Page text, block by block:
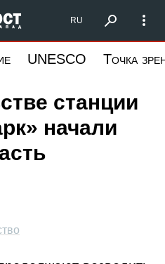
Северо-Запад
RU
UNESCO Точка
станции
начали